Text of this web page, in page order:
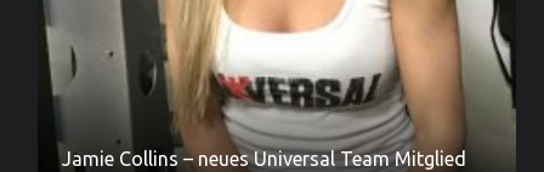
Jamie Collins – neues Universal Team Mitglied